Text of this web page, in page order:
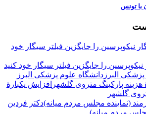
با تونس
را جایگزین فیلتر سیگار خود کنید
دانشگاه علوم پزشکی البرز
افزایش یکبارۀ
گلشهر
دكتر فردين
مردم میانه)